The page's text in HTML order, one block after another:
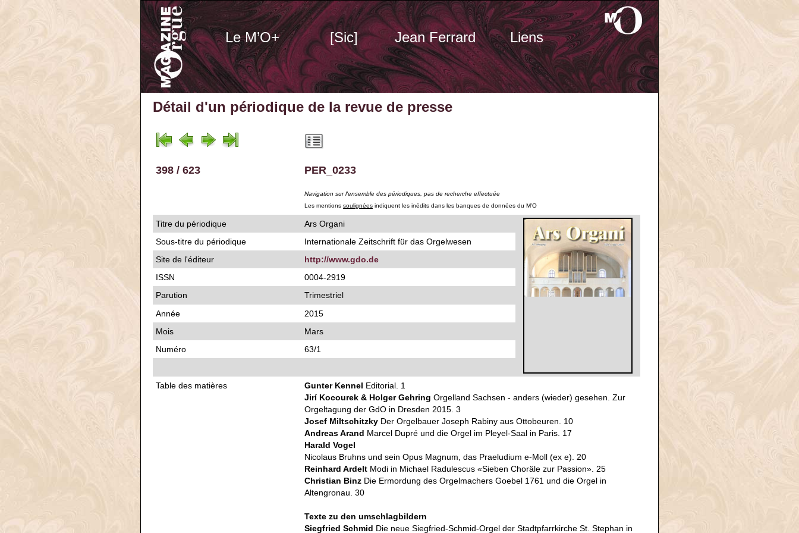
Le M’O+ [Sic] Jean Ferrard Liens
Détail d'un périodique de la revue de presse
398 / 623 PER_0233
Navigation sur l'ensemble des périodiques, pas de recherche effectuée
Les mentions soulignées indiquent les inédits dans les banques de données du M'O
Titre du périodique
Ars Organi
Sous-titre du périodique
Internationale Zeitschrift für das Orgelwesen
Site de l'éditeur
http://www.gdo.de
ISSN
0004-2919
Parution
Trimestriel
Année
2015
Mois
Mars
Numéro
63/1
Table des matières Gunter Kennel Editorial. 1
Jirí Kocourek & Holger Gehring Orgelland Sachsen - anders (wieder) gesehen. Zur
Orgeltagung der GdO in Dresden 2015. 3
Josef Miltschitzky Der Orgelbauer Joseph Rabiny aus Ottobeuren. 10
Andreas Arand Marcel Dupré und die Orgel im Pleyel-Saal in Paris. 17
Harald Vogel
Nicolaus Bruhns und sein Opus Magnum, das Praeludium e-Moll (ex e). 20
Reinhard Ardelt Modi in Michael Radulescus «Sieben Choräle zur Passion». 25
Christian Binz Die Ermordung des Orgelmachers Goebel 1761 und die Orgel in
Altengronau. 30
Texte zu den umschlagbildern
Siegfried Schmid Die neue Siegfried-Schmid-Orgel der Stadtpfarrkirche St. Stephan in